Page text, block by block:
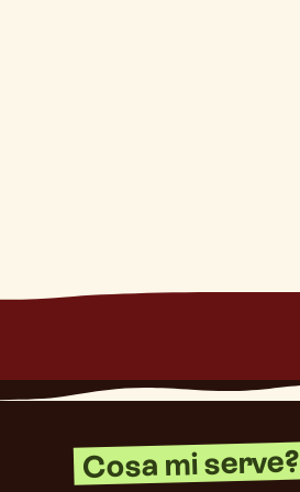
Cosa mi serve?